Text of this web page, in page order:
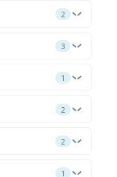
2
3
1
2
2
1